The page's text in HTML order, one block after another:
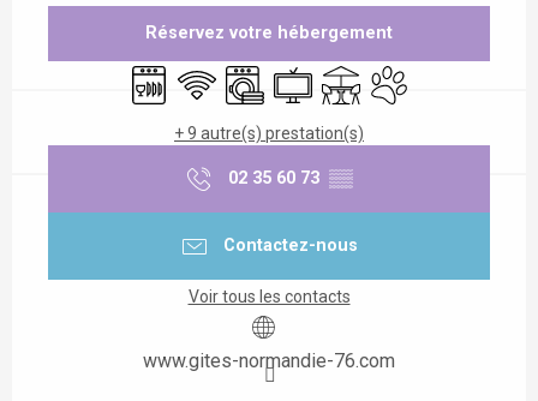
Réservez votre hébergement
Lave vaisselle
WiFi Lave lingeTélévisionTerrasseAnimaux acceptés
+ 9 autre(s) prestation(s)
02 35 60 73 ▒▒
Contactez-nous
Voir tous les contacts
www.gites-normandie-76.com